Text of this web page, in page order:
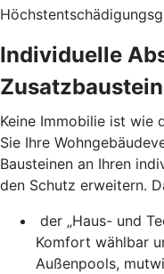
Individuelle
Keine Immobilie ist wie
Sie Ihre
Bausteinen an Ihren
den Schutz erweitern.
der „Haus- und
Komfort wählbar
Außenpools,